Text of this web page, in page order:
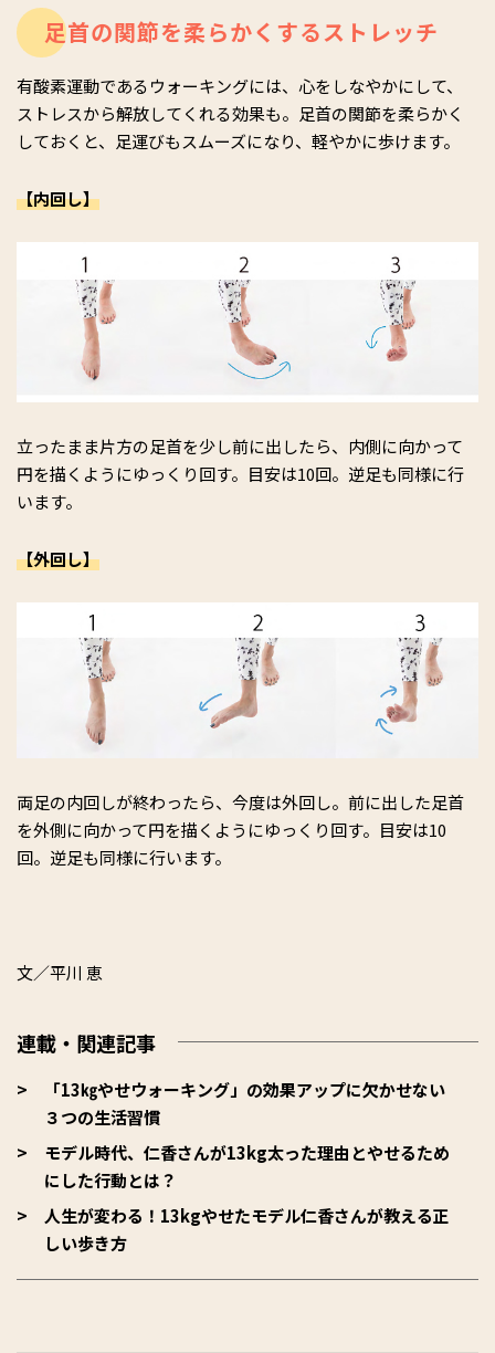
足首の関節を柔らかくするストレッチ
有酸素運動であるウォーキングには、心をしなやかにして、
ストレスから解放してくれる効果も。足首の関節を柔らかく
しておくと、足運びもスムーズになり、軽やかに歩けます。
【内回し】
立ったまま片方の足首を少し前に出したら、内側に向かって
円を描くようにゆっくり回す。目安は10回。逆足も同様に行
います。
【外回し】
両足の内回しが終わったら、今度は外回し。前に出した足首
を外側に向かって円を描くようにゆっくり回す。目安は10
回。逆足も同様に行います。
文／平川 恵
連載・関連記事
「13㎏やせウォーキング」の効果アップに欠かせない
３つの生活習慣
モデル時代、仁香さんが13kg太った理由とやせるため
にした行動とは？
人生が変わる！13kgやせたモデル仁香さんが教える正
しい歩き方